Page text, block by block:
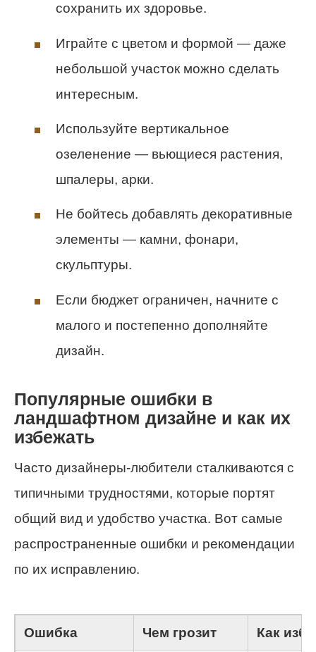
сохранить их здоровье.
Играйте с цветом и формой — даже
небольшой участок можно сделать
интересным.
Используйте вертикальное
озеленение — вьющиеся растения,
шпалеры, арки.
Не бойтесь добавлять декоративные
элементы — камни, фонари,
скульптуры.
Если бюджет ограничен, начните с
малого и постепенно дополняйте
дизайн.
Популярные ошибки в
ландшафтном дизайне и как их
избежать
Часто дизайнеры-любители сталкиваются с
типичными трудностями, которые портят
общий вид и удобство участка. Вот самые
распространенные ошибки и рекомендации
по их исправлению.
Ошибка Чем грозит Как